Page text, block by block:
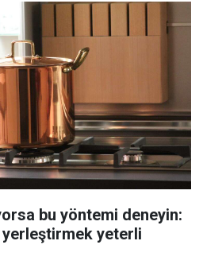
bu yöntemi deneyin:
yeterli